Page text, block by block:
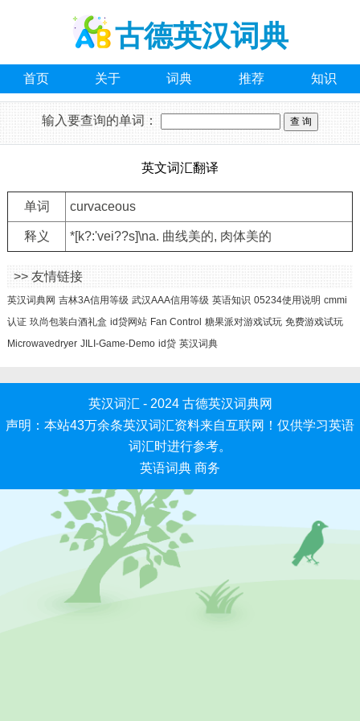
古德英汉词典
首页 关于 词典 推荐 知识
输入要查询的单词：
英文词汇翻译
单词 curvaceous
释义 *[k?:'vei??s]\na. 曲线美的, 肉体美的
>> 友情链接
英汉词典网 吉林3A信用等级 武汉AAA信用等级 英语知识 05234使用说明 cmmi
认证 玖尚包装白酒礼盒 id贷网站 Fan Control 糖果派对游戏试玩 免费游戏试玩
Microwavedryer JILI-Game-Demo id贷 英汉词典
英汉词汇 - 2024 古德英汉词典网
声明：本站43万余条英汉词汇资料来自互联网！仅供学习英语
词汇时进行参考。
英语词典 商务